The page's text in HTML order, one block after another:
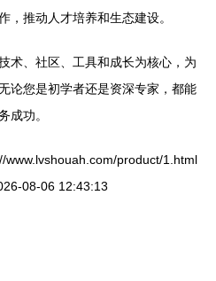
，推动人才培养和生态建设。
术、社区、工具和成长为核心，为
论您是初学者还是资深专家，都能
成功。
www.lvshouah.com/product/1.html
08-06 12:43:13